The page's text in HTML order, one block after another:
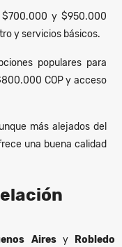
$700.000 y $950.000
y servicios básicos.
populares para
COP y acceso
más alejados del
una buena calidad
Airesy
Robledo